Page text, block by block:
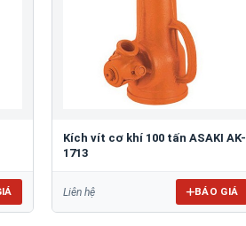
Kích vít cơ khí 100 tấn ASAKI AK-
1713
Liên hệ BÁO GIÁ